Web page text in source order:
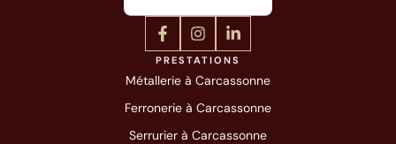
PRESTATIONS
Métallerie à Carcassonne
Ferronerie à Carcassonne
Serrurier à Carcassonne